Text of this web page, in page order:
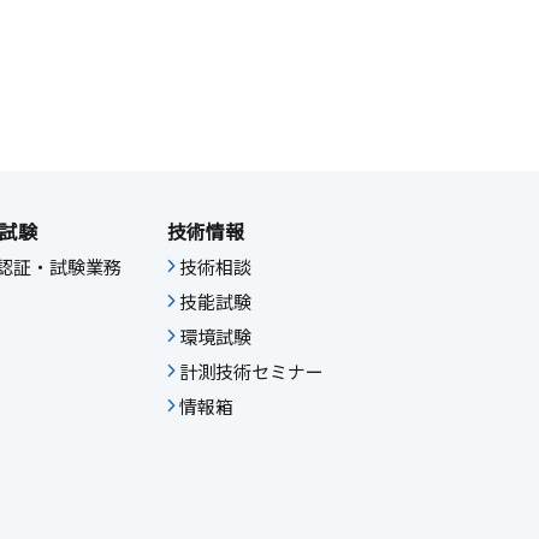
験
証・試験業務
技術情報
技術相談
技能試験
環境試験
計測技術セミナー
情報箱